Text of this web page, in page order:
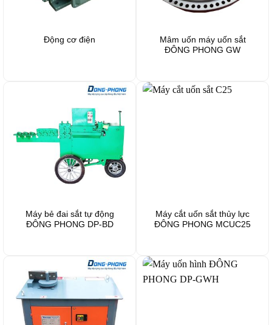
Động cơ điện
Mâm uốn máy uốn sắt
ĐÔNG PHONG GW
Máy bẻ đai sắt tự động
ĐÔNG PHONG DP-BD
Máy cắt uốn sắt thủy lực
ĐÔNG PHONG MCUC25